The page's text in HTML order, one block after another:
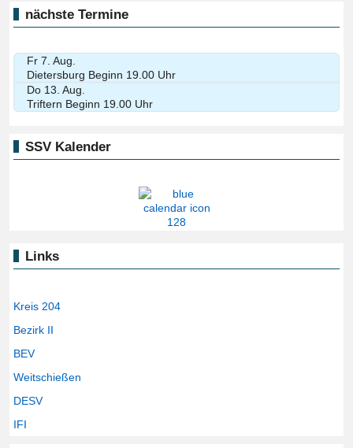
nächste Termine
Fr 7. Aug.
Dietersburg Beginn 19.00 Uhr
Do 13. Aug.
Triftern Beginn 19.00 Uhr
SSV Kalender
Links
Kreis 204
Bezirk II
BEV
Weitschießen
DESV
IFI